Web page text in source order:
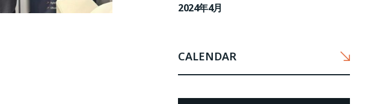
2024年4月
CALENDAR